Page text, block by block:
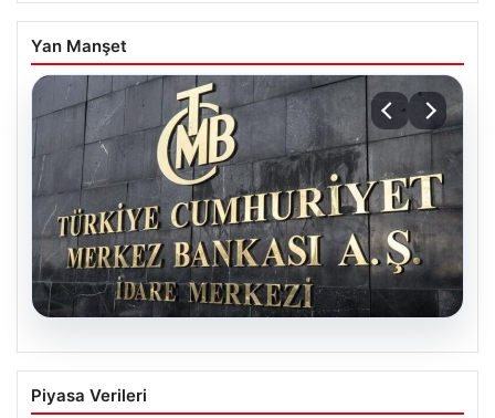
Yan Manşet
09.08.2026
Merkez Bankası faiz kararı ne zaman?
Ekonomistlerin nisan ayı faiz beklentisi
Piyasa Verileri